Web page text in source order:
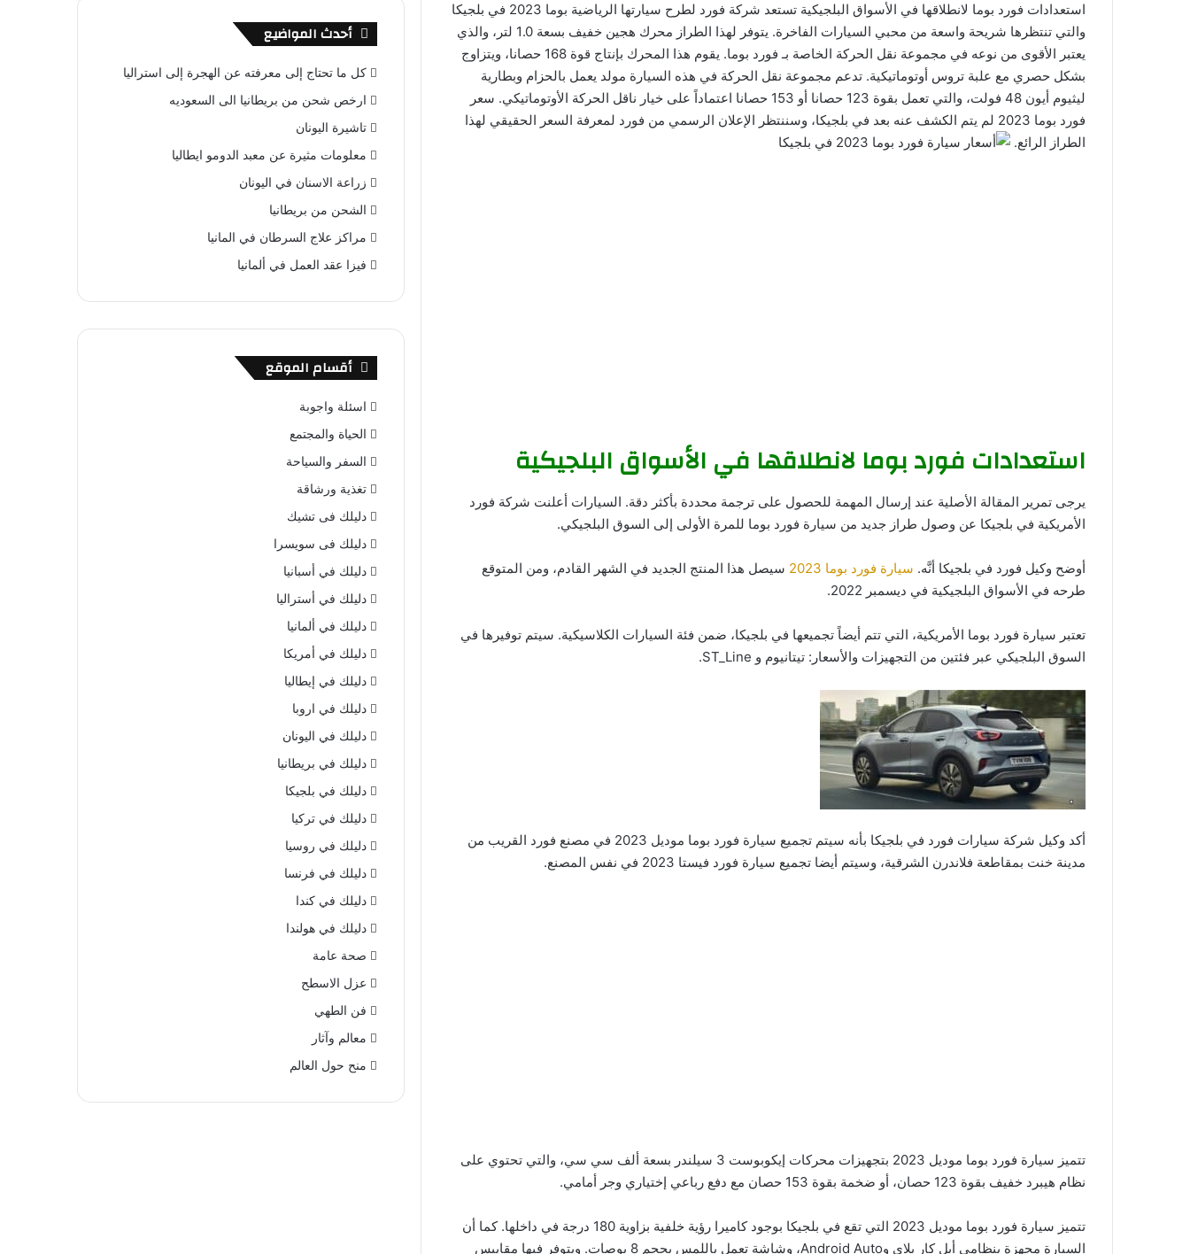
استعدادات فورد بوما لانطلاقها في الأسواق البلجيكية تستعد شركة فورد لطرح سيارتها الرياضية بوما 2023 في بلجيكا
والتي تنتظرها شريحة واسعة من محبي السيارات الفاخرة. يتوفر لهذا الطراز محرك هجين خفيف بسعة 1.0 لتر، والذي
يعتبر الأقوى من نوعه في مجموعة نقل الحركة الخاصة بـ فورد بوما. يقوم هذا المحرك بإنتاج قوة 168 حصانا، ويتزاوج
بشكل حصري مع علبة تروس أوتوماتيكية. تدعم مجموعة نقل الحركة في هذه السيارة مولد يعمل بالحزام وبطارية
ليثيوم أيون 48 فولت، والتي تعمل بقوة 123 حصانا أو 153 حصانا اعتماداً على خيار ناقل الحركة الأوتوماتيكي. سعر
فورد بوما 2023 لم يتم الكشف عنه بعد في بلجيكا، وسننتظر الإعلان الرسمي من فورد لمعرفة السعر الحقيقي لهذا
الطراز الرائع.
استعدادات فورد بوما لانطلاقها في الأسواق البلجيكية
يرجى تمرير المقالة الأصلية عند إرسال المهمة للحصول على ترجمة محددة بأكثر دقة. السيارات أعلنت شركة فورد
الأمريكية في بلجيكا عن وصول طراز جديد من سيارة فورد بوما للمرة الأولى إلى السوق البلجيكي.
أوضح وكيل فورد في بلجيكا أنَّه. سيارة فورد بوما 2023
سيصل هذا المنتج الجديد في الشهر القادم، ومن المتوقع
طرحه في الأسواق البلجيكية في ديسمبر 2022.
تعتبر سيارة فورد بوما الأمريكية، التي تتم أيضاً تجميعها في بلجيكا، ضمن فئة السيارات الكلاسيكية. سيتم توفيرها في
السوق البلجيكي عبر فئتين من التجهيزات والأسعار: تيتانيوم و ST_Line.
أكد وكيل شركة سيارات فورد في بلجيكا بأنه سيتم تجميع سيارة فورد بوما موديل 2023 في مصنع فورد القريب من
مدينة خنت بمقاطعة فلاندرن الشرقية، وسيتم أيضا تجميع سيارة فورد فيستا 2023 في نفس المصنع.
تتميز سيارة فورد بوما موديل 2023 بتجهيزات محركات إيكوبوست 3 سيلندر بسعة ألف سي سي، والتي تحتوي على
نظام هيبرد خفيف بقوة 123 حصان، أو ضخمة بقوة 153 حصان مع دفع رباعي إختياري وجر أمامي.
تتميز سيارة فورد بوما موديل 2023 التي تقع في بلجيكا بوجود كاميرا رؤية خلفية بزاوية 180 درجة في داخلها. كما أن
السيارة مجهزة بنظامي أبل كار بلاي وAndroid Auto، وشاشة تعمل باللمس بحجم 8 بوصات. ويتوفر فيها مقاييس
أحدث المواضيع
كل ما تحتاج إلى معرفته عن الهجرة إلى استراليا
ارخص شحن من بريطانيا الى السعوديه
تاشيرة اليونان
معلومات مثيرة عن معبد الدومو ايطاليا
زراعة الاسنان في اليونان
الشحن من بريطانيا
مراكز علاج السرطان في المانيا
فيزا عقد العمل في ألمانيا
أقسام الموقع
اسئلة واجوبة
الحياة والمجتمع
السفر والسياحة
تغذية ورشاقة
دليلك فى تشيك
دليلك فى سويسرا
دليلك في أسبانيا
دليلك في أستراليا
دليلك في ألمانيا
دليلك في أمريكا
دليلك في إيطاليا
دليلك في اروبا
دليلك في اليونان
دليلك في بريطانيا
دليلك في بلجيكا
دليلك في تركيا
دليلك في روسيا
دليلك في فرنسا
دليلك في كندا
دليلك في هولندا
صحة عامة
عزل الاسطح
فن الطهي
معالم وآثار
منح حول العالم